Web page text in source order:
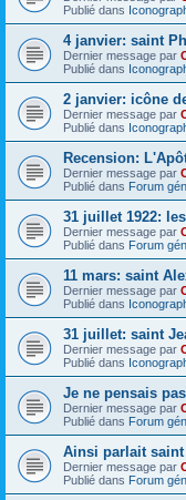
Publié dans
4 janvier: saint
Dernier message par
Publié dans
2 janvier: icône
Dernier message par
Publié dans
Recension:
Dernier message par
Publié dans Forum
31 juillet 1922:
Dernier message par
Publié dans Forum
11 mars: saint
Dernier message par
Publié dans
31 juillet: saint
Dernier message par
Publié dans
Je ne pensais
Dernier message par
Publié dans Forum
Ainsi parlait
Dernier message par
Publié dans Forum